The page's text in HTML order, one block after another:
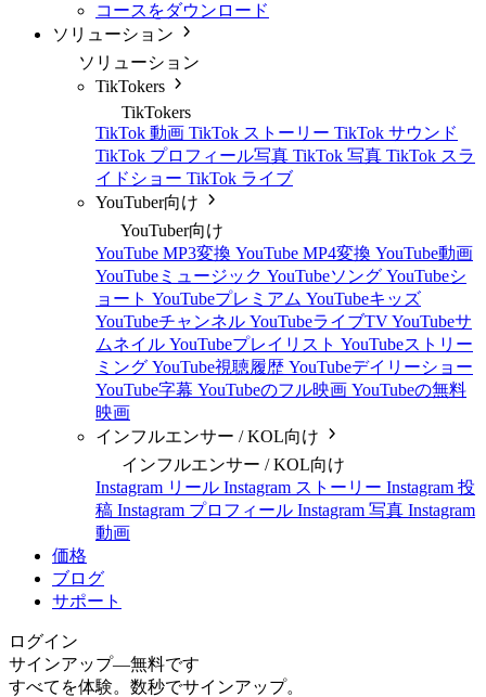
コースをダウンロード
ソリューション
ソリューション
TikTokers
TikTokers
TikTok 動画 TikTok ストーリー TikTok サウンド
TikTok プロフィール写真 TikTok 写真 TikTok スラ
イドショー TikTok ライブ
YouTuber向け
YouTuber向け
YouTube MP3変換 YouTube MP4変換 YouTube動画
YouTubeミュージック YouTubeソング YouTubeシ
ョート YouTubeプレミアム YouTubeキッズ
YouTubeチャンネル YouTubeライブTVYouTubeサ
ムネイル YouTubeプレイリスト YouTubeストリー
ミング YouTube視聴履歴 YouTubeデイリーショー
YouTube字幕 YouTubeのフル映画 YouTubeの無料
映画
インフルエンサー / KOL向け
インフルエンサー / KOL向け
Instagram リール Instagram ストーリー Instagram 投
稿 Instagram プロフィール Instagram 写真 Instagram
動画
価格
ブログ
サポート
ログイン
サインアップ—無料です
すべてを体験。数秒でサインアップ。